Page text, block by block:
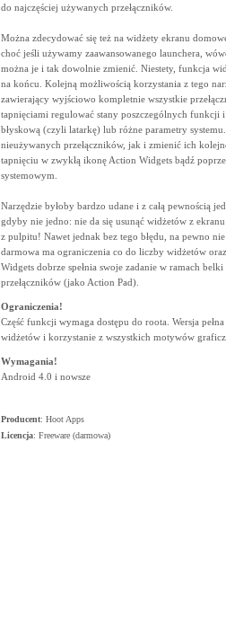
do najczęściej używanych przełączników.
Można zdecydować się też na widżety ekranu
choć jeśli używamy zaawansowanego launchera,
można je i tak dowolnie zmienić. Niestety, funkcja
na końcu. Kolejną możliwością korzystania z tego
zawierający wyjściowo kompletnie wszystkie
tapnięciami regulować stany poszczególnych funkcji i
błyskową (czyli latarkę) lub różne parametry
nieużywanych przełączników, jak i zmienić ich
tapnięciu w zwykłą ikonę Action Widgets bądź
systemowym.
Narzędzie byłoby bardzo udane i z całą pewnością
gdyby nie jedno: nie da się usunąć widżetów z
z pulpitu! Nawet jednak bez tego błędu, na pewno
darmowa ma ograniczenia co do liczby widżetów
Widgets dobrze spełnia swoje zadanie w ramach
przełączników (jako Action Pad).
Ograniczenia!
Część funkcji wymaga dostępu do roota. Wersja
widżetów i korzystanie z wszystkich motywów
Wymagania!
Android 4.0 i nowsze
Producent: Hoot Apps
Licencja: Freeware (darmowa)